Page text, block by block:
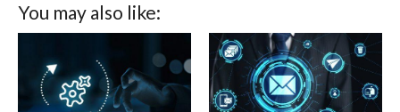
You may also like: